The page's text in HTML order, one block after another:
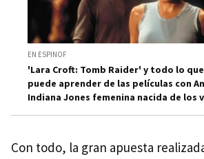
EN ESPINOF
'Lara Croft: Tomb Raider' y todo lo
puede aprender de las películas con
Indiana Jones femenina nacida de los
Con todo, la gran apuesta